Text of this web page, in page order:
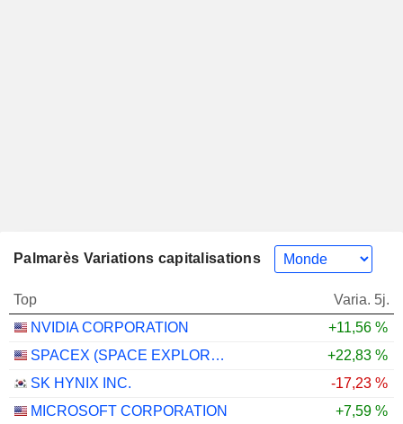
Palmarès Variations capitalisations
Top
Varia. 5j.
NVIDIA CORPORATION
+11,56 %
SPACEX (SPACE EXPLORATION TECHNOLOGIES)
+22,83 %
SK HYNIX INC.
-17,23 %
MICROSOFT CORPORATION
+7,59 %